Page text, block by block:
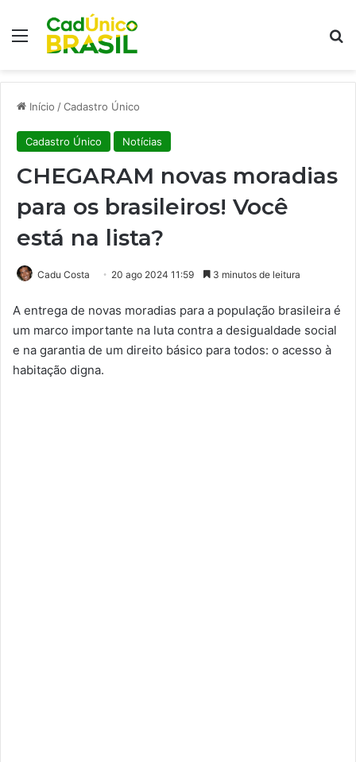
Menu
Início /Cadastro Único
Cadastro Único Notícias
CHEGARAM novas moradias
para os brasileiros! Você
está na lista?
Cadu Costa 20 ago 2024 11:59 3 minutos de leitura
A entrega de novas moradias para a população brasileira é
um marco importante na luta contra a desigualdade social
e na garantia de um direito básico para todos: o acesso à
habitação digna.